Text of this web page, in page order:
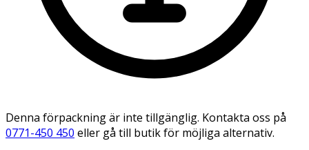
Denna förpackning är inte tillgänglig. Kontakta oss på
0771-450 450 eller gå till butik för möjliga alternativ.